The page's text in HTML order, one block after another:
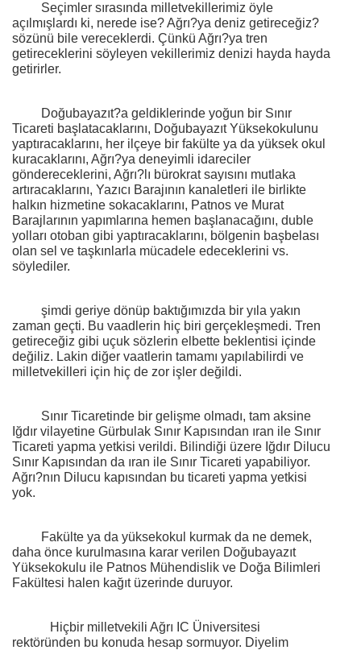
Seçimler sırasında milletvekillerimiz öyle
açılmışlardı ki, nerede ise? Ağrı?ya deniz getireceğiz?
sözünü bile vereceklerdi. Çünkü Ağrı?ya tren
getireceklerini söyleyen vekillerimiz denizi hayda hayda
getirirler.
Doğubayazıt?a geldiklerinde yoğun bir Sınır
Ticareti başlatacaklarını, Doğubayazıt Yüksekokulunu
yaptıracaklarını, her ilçeye bir fakülte ya da yüksek okul
kuracaklarını, Ağrı?ya deneyimli idareciler
göndereceklerini, Ağrı?lı bürokrat sayısını mutlaka
artıracaklarını, Yazıcı Barajının kanaletleri ile birlikte
halkın hizmetine sokacaklarını, Patnos ve Murat
Barajlarının yapımlarına hemen başlanacağını, duble
yolları otoban gibi yaptıracaklarını, bölgenin başbelası
olan sel ve taşkınlarla mücadele edeceklerini vs.
söylediler.
şimdi geriye dönüp baktığımızda bir yıla yakın
zaman geçti. Bu vaadlerin hiç biri gerçekleşmedi. Tren
getireceğiz gibi uçuk sözlerin elbette beklentisi içinde
değiliz. Lakin diğer vaatlerin tamamı yapılabilirdi ve
milletvekilleri için hiç de zor işler değildi.
Sınır Ticaretinde bir gelişme olmadı, tam aksine
Iğdır vilayetine Gürbulak Sınır Kapısından ıran ile Sınır
Ticareti yapma yetkisi verildi. Bilindiği üzere Iğdır Dilucu
Sınır Kapısından da ıran ile Sınır Ticareti yapabiliyor.
Ağrı?nın Dilucu kapısından bu ticareti yapma yetkisi
yok.
Fakülte ya da yüksekokul kurmak da ne demek,
daha önce kurulmasına karar verilen Doğubayazıt
Yüksekokulu ile Patnos Mühendislik ve Doğa Bilimleri
Fakültesi halen kağıt üzerinde duruyor.
Hiçbir milletvekili Ağrı IC Üniversitesi
rektöründen bu konuda hesap sormuyor. Diyelim